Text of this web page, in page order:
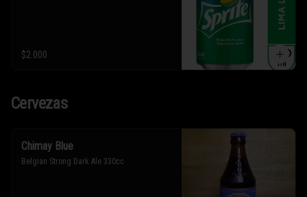
$2.000
Cervezas
Chimay Blue
Belgian Strong Dark Ale 330cc